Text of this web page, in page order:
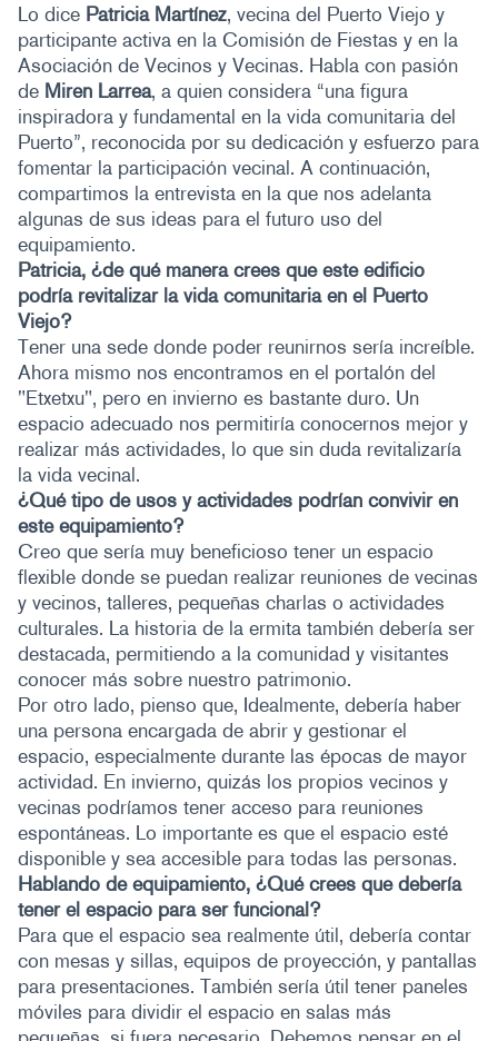
Lo dice Patricia Martínez, vecina del Puerto Viejo y
participante activa en la Comisión de Fiestas y en la
Asociación de Vecinos y Vecinas. Habla con pasión
de Miren Larrea, a quien considera “una figura
inspiradora y fundamental en la vida comunitaria del
Puerto”, reconocida por su dedicación y esfuerzo para
fomentar la participación vecinal. A continuación,
compartimos la entrevista en la que nos adelanta
algunas de sus ideas para el futuro uso del
equipamiento.
Patricia, ¿de qué manera crees que este edificio
podría revitalizar la vida comunitaria en el Puerto
Viejo?
Tener una sede donde poder reunirnos sería increíble.
Ahora mismo nos encontramos en el portalón del
"Etxetxu", pero en invierno es bastante duro. Un
espacio adecuado nos permitiría conocernos mejor y
realizar más actividades, lo que sin duda revitalizaría
la vida vecinal.
¿Qué tipo de usos y actividades podrían convivir en
este equipamiento?
Creo que sería muy beneficioso tener un espacio
flexible donde se puedan realizar reuniones de vecinas
y vecinos, talleres, pequeñas charlas o actividades
culturales. La historia de la ermita también debería ser
destacada, permitiendo a la comunidad y visitantes
conocer más sobre nuestro patrimonio.
Por otro lado, pienso que, Idealmente, debería haber
una persona encargada de abrir y gestionar el
espacio, especialmente durante las épocas de mayor
actividad. En invierno, quizás los propios vecinos y
vecinas podríamos tener acceso para reuniones
espontáneas. Lo importante es que el espacio esté
disponible y sea accesible para todas las personas.
Hablando de equipamiento, ¿Qué crees que debería
tener el espacio para ser funcional?
Para que el espacio sea realmente útil, debería contar
con mesas y sillas, equipos de proyección, y pantallas
para presentaciones. También sería útil tener paneles
móviles para dividir el espacio en salas más